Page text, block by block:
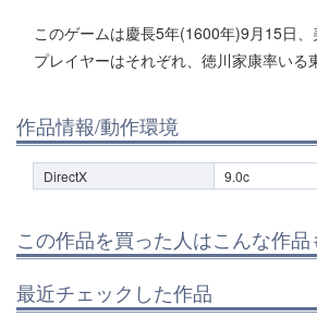
このゲームは慶長5年(1600年)9月15日
プレイヤーはそれぞれ、徳川家康率いる
作品情報/動作環境
DirectX 9.0c
この作品を買った人はこんな作
最近チェックした作品